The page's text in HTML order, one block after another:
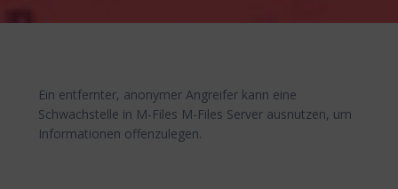
Ein entfernter, anonymer Angreifer kann eine
Schwachstelle in M-Files M-Files Server ausnutzen, um
Informationen offenzulegen.